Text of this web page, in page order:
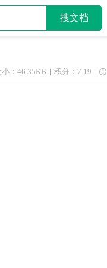
搜文档
小：46.35KB 积分：7.19 